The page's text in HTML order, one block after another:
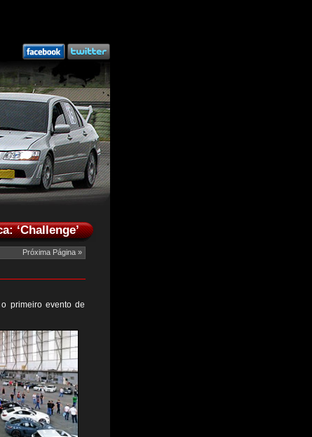
‘Challenge’
Próxima Página »
primeiro evento de